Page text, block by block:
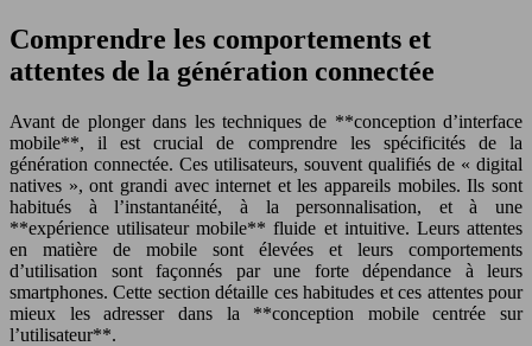
Comprendre les comportements et
attentes de la génération connectée
Avant de plonger dans les techniques de **conception d’interface
mobile**, il est crucial de comprendre les spécificités de la
génération connectée. Ces utilisateurs, souvent qualifiés de « digital
natives », ont grandi avec internet et les appareils mobiles. Ils sont
habitués à l’instantanéité, à la personnalisation, et à une
**expérience utilisateur mobile** fluide et intuitive. Leurs attentes
en matière de mobile sont élevées et leurs comportements
d’utilisation sont façonnés par une forte dépendance à leurs
smartphones. Cette section détaille ces habitudes et ces attentes pour
mieux les adresser dans la **conception mobile centrée sur
l’utilisateur**.